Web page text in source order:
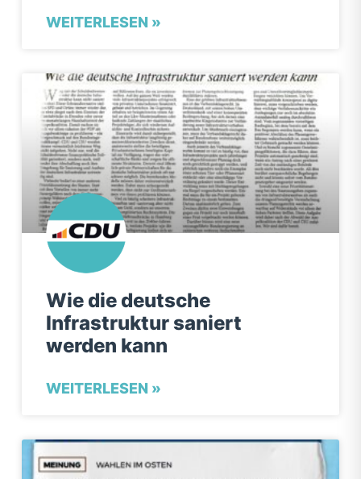
WEITERLESEN »
Wie die deutsche
Infrastruktur saniert
werden kann
WEITERLESEN »